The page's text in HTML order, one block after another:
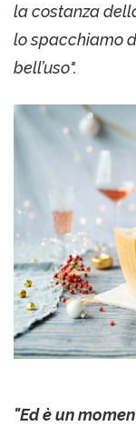
la costanza
lo spacchiamo
bell’uso".
"Ed è un